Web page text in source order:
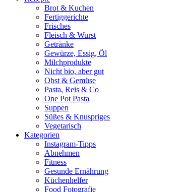
Brot & Kuchen
Fertiggerichte
Frisches
Fleisch & Wurst
Getränke
Gewürze, Essig, Öl
Milchprodukte
Nicht bio, aber gut
Obst & Gemüse
Pasta, Reis & Co
One Pot Pasta
Suppen
Süßes & Knuspriges
Vegetarisch
Kategorien
Instagram-Tipps
Abnehmen
Fitness
Gesunde Ernährung
Küchenhelfer
Food Fotografie